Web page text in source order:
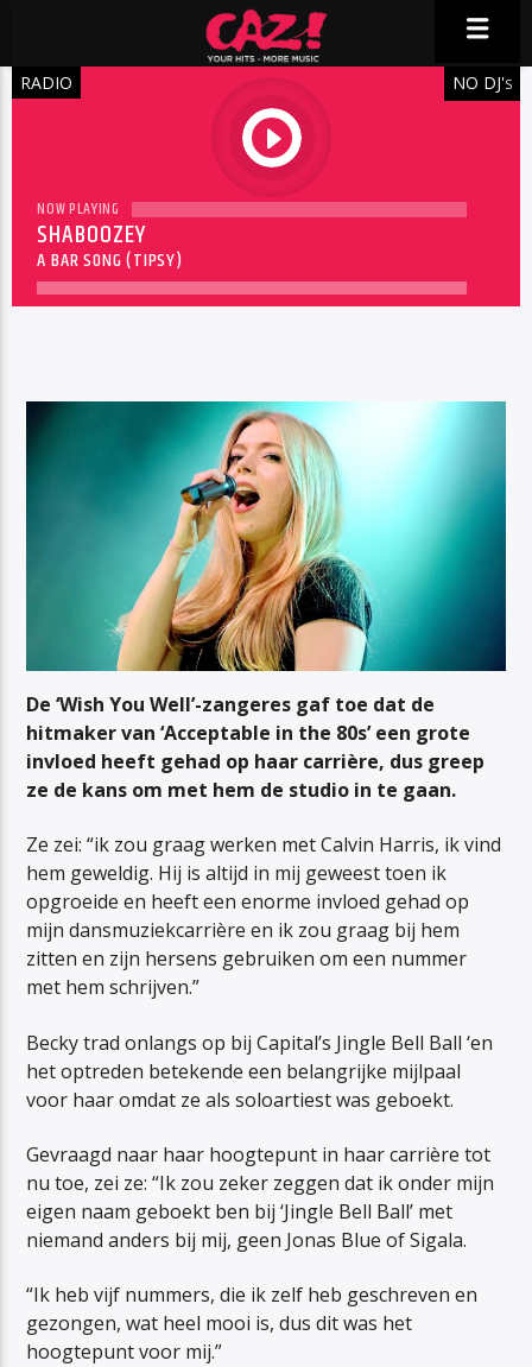
RADIO
play
NO DJ'S
NOW PLAYING
SHABOOZEY
A BAR SONG (TIPSY)
De ‘Wish You Well’-zangeres gaf toe dat de
hitmaker van ‘Acceptable in the 80s’ een grote
invloed heeft gehad op haar carrière, dus greep
ze de kans om met hem de studio in te gaan.
Ze zei: “ik zou graag werken met Calvin Harris, ik vind
hem geweldig. Hij is altijd in mij geweest toen ik
opgroeide en heeft een enorme invloed gehad op
mijn dansmuziekcarrière en ik zou graag bij hem
zitten en zijn hersens gebruiken om een nummer
met hem schrijven.”
Becky trad onlangs op bij Capital’s Jingle Bell Ball ‘en
het optreden betekende een belangrijke mijlpaal
voor haar omdat ze als soloartiest was geboekt.
Gevraagd naar haar hoogtepunt in haar carrière tot
nu toe, zei ze: “Ik zou zeker zeggen dat ik onder mijn
eigen naam geboekt ben bij ‘Jingle Bell Ball’ met
niemand anders bij mij, geen Jonas Blue of Sigala.
“Ik heb vijf nummers, die ik zelf heb geschreven en
gezongen, wat heel mooi is, dus dit was het
hoogtepunt voor mij.”